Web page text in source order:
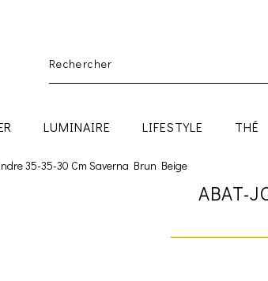
LUMINAIRE LIFESTYLE THÉ
35-35-30 Cm Saverna Brun Beige
ABAT-